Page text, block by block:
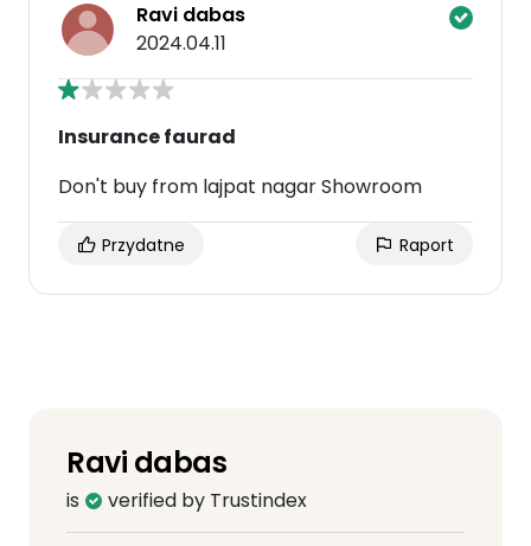
Ravi dabas
2024.04.11
Insurance faurad
Don't buy from lajpat nagar Showroom
Przydatne Raport
Ravi dabas
is verified by Trustindex